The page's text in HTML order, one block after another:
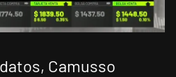
Camusso